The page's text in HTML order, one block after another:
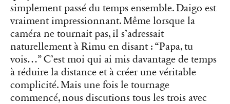
simplement passé du temps ensemble. Daigo est
vraiment impressionnant. Même lorsque la
caméra ne tournait pas, il s’adressait
naturellement à Rimu en disant : “Papa, tu
vois…” C’est moi qui ai mis davantage de temps
à réduire la distance et à créer une véritable
complicité. Mais une fois le tournage
commencé, nous discutions tous les trois avec